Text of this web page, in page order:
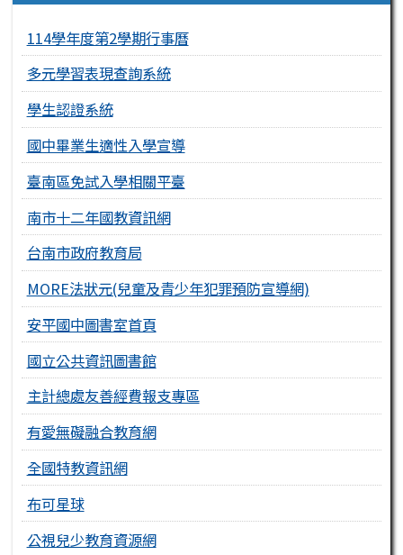
114學年度第2學期行事曆
多元學習表現查詢系統
學生認證系統
國中畢業生適性入學宣導
臺南區免試入學相關平臺
南市十二年國教資訊網
台南市政府教育局
MORE法狀元(兒童及青少年犯罪預防宣導網)
安平國中圖書室首頁
國立公共資訊圖書館
主計總處友善經費報支專區
有愛無礙融合教育網
全國特教資訊網
布可星球
公視兒少教育資源網